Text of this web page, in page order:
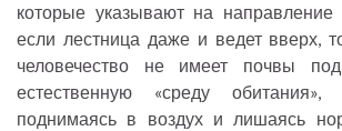
которые указывают на направление
если лестница даже и ведет вверх,
человечество не имеет почвы
естественную «среду
поднимаясь в воздух и лишаясь